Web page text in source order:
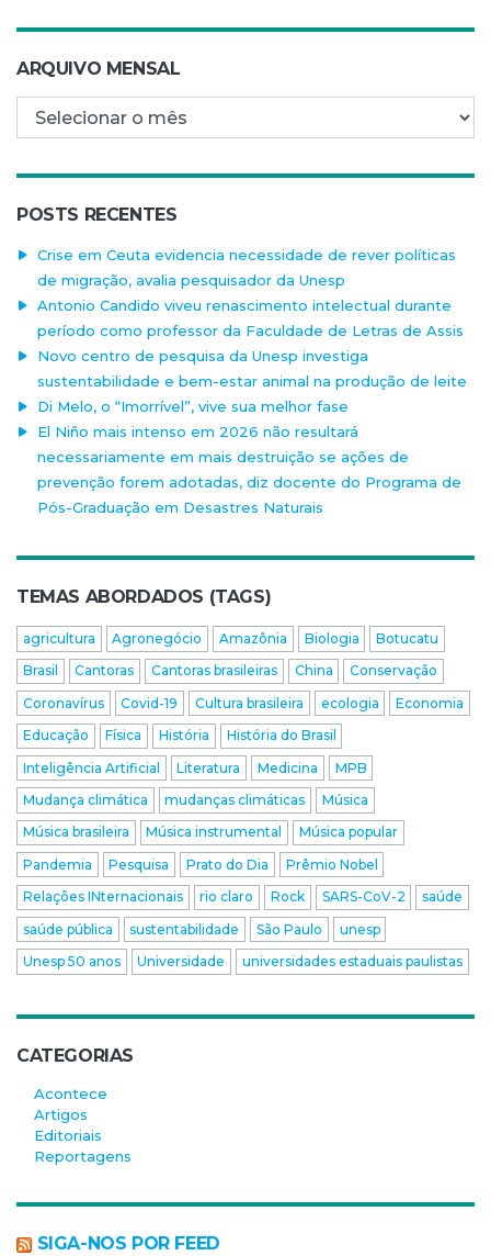
ARQUIVO MENSAL
Arquivo mensal
POSTS RECENTES
Crise em Ceuta evidencia necessidade de rever políticas
de migração, avalia pesquisador da Unesp
Antonio Candido viveu renascimento intelectual durante
período como professor da Faculdade de Letras de Assis
Novo centro de pesquisa da Unesp investiga
sustentabilidade e bem-estar animal na produção de leite
Di Melo, o “Imorrível”, vive sua melhor fase
El Niño mais intenso em 2026 não resultará
necessariamente em mais destruição se ações de
prevenção forem adotadas, diz docente do Programa de
Pós-Graduação em Desastres Naturais
TEMAS ABORDADOS (TAGS)
agricultura Agronegócio Amazônia Biologia
Botucatu
Brasil
Cantoras Cantoras brasileiras China
Conservação
Coronavírus
Covid-19 Cultura brasileira ecologia
Economia
Educação
Física História
História do Brasil
Inteligência Artificial
Literatura Medicina
MPB
Mudança climática
mudanças climáticas
Música
Música brasileira
Música instrumental
Música popular
Pandemia
Pesquisa Prato do Dia
Prêmio Nobel
Relações INternacionais
rio claro Rock SARS-CoV-2
saúde
saúde pública
sustentabilidade São Paulo
unesp
Unesp 50 anos
Universidade universidades estaduais paulistas
CATEGORIAS
Acontece
Artigos
Editoriais
Reportagens
SIGA-NOS POR FEED